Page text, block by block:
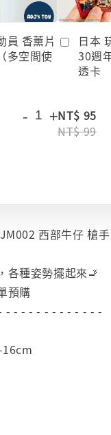
員 香薰片
多空間使
- +
日本
30週
透卡
NT$ 95
NT$ 99
西部牛仔 槍
各種姿勢擺起來🚬
預購
- - - - - - - - - - - - -